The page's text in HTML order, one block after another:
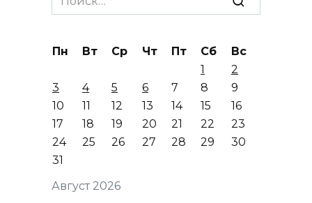
for:
Август 2026
Пн Вт Ср Чт Пт Сб
Вс
1
2
3
4 5 6 7 8
9
10
11 12 13 14 15
16
17
18 19 20 21 22
23
24
25 26 27 28 29
30
31